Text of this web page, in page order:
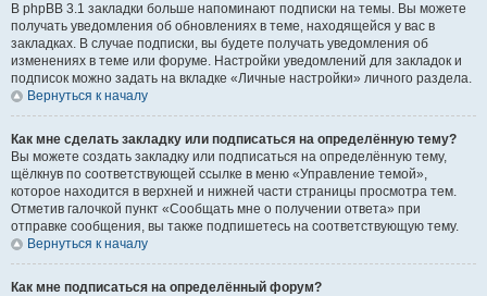
В phpBB 3.1 закладки больше напоминают подписки на темы. Вы можете
получать уведомления об обновлениях в теме, находящейся у вас в
закладках. В случае подписки, вы будете получать уведомления об
изменениях в теме или форуме. Настройки уведомлений для закладок и
подписок можно задать на вкладке «Личные настройки» личного раздела.
Вернуться к началу
Как мне сделать закладку или подписаться на определённую тему?
Вы можете создать закладку или подписаться на определённую тему,
щёлкнув по соответствующей ссылке в меню «Управление темой»,
которое находится в верхней и нижней части страницы просмотра тем.
Отметив галочкой пункт «Сообщать мне о получении ответа» при
отправке сообщения, вы также подпишетесь на соответствующую тему.
Вернуться к началу
Как мне подписаться на определённый форум?